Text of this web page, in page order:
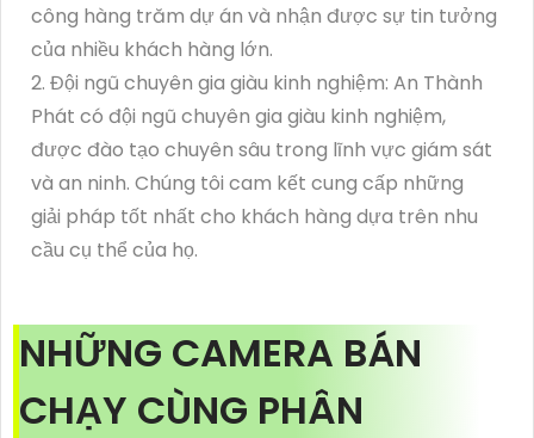
công hàng trăm dự án và nhận được sự tin tưởng
của nhiều khách hàng lớn.
2. Đội ngũ chuyên gia giàu kinh nghiệm: An Thành
Phát có đội ngũ chuyên gia giàu kinh nghiệm,
được đào tạo chuyên sâu trong lĩnh vực giám sát
và an ninh. Chúng tôi cam kết cung cấp những
giải pháp tốt nhất cho khách hàng dựa trên nhu
cầu cụ thể của họ.
NHỮNG CAMERA BÁN
CHẠY CÙNG PHÂN